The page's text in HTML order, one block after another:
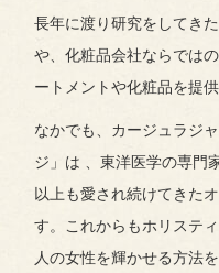
長年に渡り研究をしてき
や、化粧品会社ならでは
ートメントや化粧品を提供
なかでも、カージュラジ
ジ」は 、東洋医学の専門
以上も愛され続けてきた
す。これからもホリステ
人の女性を輝かせる方法